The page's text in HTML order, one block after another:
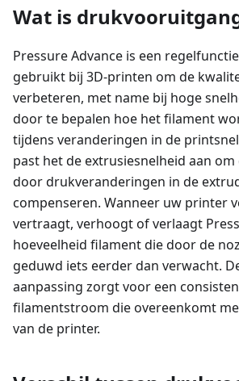
Wat is
Pressure Advance is een
gebruikt bij 3D-printen om de
verbeteren, met name bij hoge
door te bepalen hoe het filament
tijdens veranderingen in de
past het de extrusiesnelheid aan
door drukveranderingen in de
compenseren. Wanneer uw printer
vertraagt, verhoogt of verlaagt
hoeveelheid filament die door de
geduwd iets eerder dan verwacht.
aanpassing zorgt voor een
filamentstroom die overeenkomt
van de printer.